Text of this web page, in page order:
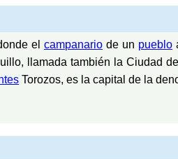
elcampanario de un pueblo
llamada también la Ciudad
Torozos, es la capital de la